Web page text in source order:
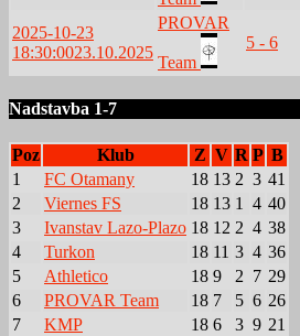
2025-10-23
18:30:0023.10.2025
PROVAR
Team
5 - 6
Nadstavba 1-7
Poz Klub Z V R P B
1
FC Otamany 18 13 2 3 41
2
Viernes FS 18 13 1 4 40
3
Ivanstav Lazo-Plazo 18 12 2 4 38
4
Turkon 18 11 3 4 36
5
Athletico 18 9 2 7 29
6
PROVAR Team 18 7 5 6 26
7
KMP 18 6 3 9 21